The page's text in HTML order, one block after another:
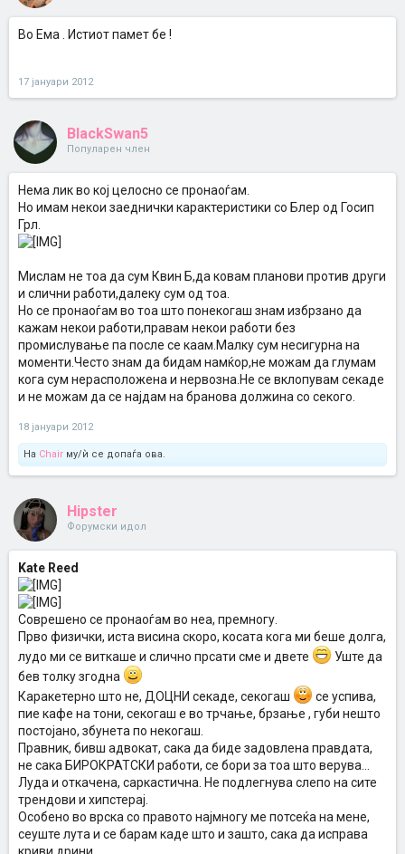
Во Ема . Истиот памет бе !
17 јануари 2012
BlackSwan5
Популарен член
Нема лик во кој целосно се пронаоѓам.
Но имам некои заеднички карактеристики со Блер од Госип
Грл.
Мислам не тоа да сум Квин Б,да ковам планови против други
и слични работи,далеку сум од тоа.
Но се пронаоѓам во тоа што понекогаш знам избрзано да
кажам некои работи,правам некои работи без
промислување па после се каам.Mалку сум несигурна на
моменти.Често знам да бидам намќор,не можам да глумам
кога сум нерасположена и нервозна.Не се вклопувам секаде
и не можам да се најдам на бранова должина со секого.
18 јануари 2012
На Chair му/ѝ се допаѓа ова.
Hipster
Форумски идол
Kate Reed
Соврешено се пронаоѓам во неа, премногу.
Прво физички, иста висина скоро, косата кога ми беше долга,
лудо ми се виткаше и слично прсати сме и двете
Уште да
бев толку згодна
Каракетерно што не, ДОЦНИ секаде, секогаш
се успива,
пие кафе на тони, секогаш е во трчање, брзање , губи нешто
постојано, збунета по некогаш.
Правник, бивш адвокат, сака да биде задовлена правдата,
не сака БИРОКРАТСКИ работи, се бори за тоа што верува...
Луда и откачена, саркастична. Не подлегнува слепо на сите
трендови и хипстерај.
Особено во врска со правото најмногу ме потсеќа на мене,
сеуште лута и се барам каде што и зашто, сака да исправа